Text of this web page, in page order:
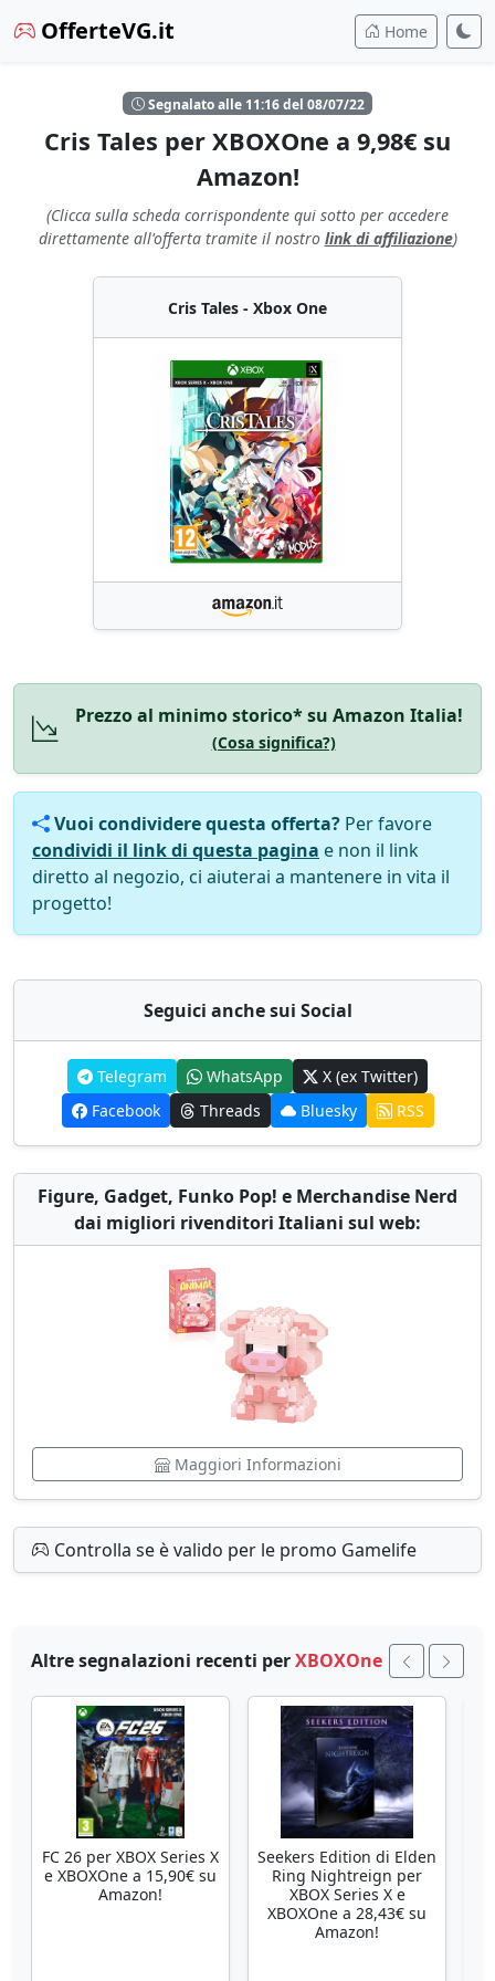
OfferteVG.it Home
Segnalato alle 11:16 del 08/07/22
Cris Tales per XBOXOne a 9,98€ su
Amazon!
(Clicca sulla scheda corrispondente qui sotto per accedere
direttamente all'offerta tramite il nostro link di affiliazione)
Cris Tales - Xbox One
Prezzo al minimo storico* su Amazon Italia!
(Cosa significa?)
Vuoi condividere questa offerta? Per favore
condividi il link di questa pagina e non il link
diretto al negozio, ci aiuterai a mantenere in vita il
progetto!
Seguici anche sui Social
Telegram WhatsApp
X (ex Twitter)
Facebook
Threads Bluesky RSS
Figure, Gadget, Funko Pop! e Merchandise Nerd
dai migliori rivenditori Italiani sul web:
Maggiori Informazioni
Controlla se è valido per le promo Gamelife
Altre segnalazioni recenti perXBOXOne
FC 26 per XBOX Series X
e XBOXOne a 15,90€ su
Amazon!
Seekers Edition di Elden
Ring Nightreign per
XBOX Series X e
XBOXOne a 28,43€ su
Amazon!